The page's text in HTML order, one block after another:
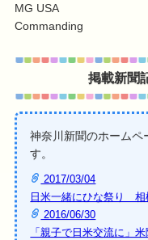
MG USA
Commanding
掲載新聞
神奈川新聞のホームペ
す。
2017/03/04
日米一緒にひな祭り 相
2016/06/30
「親子で日米交流に」